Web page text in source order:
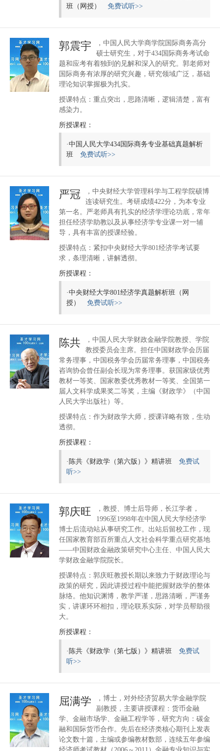
班（网授） 免费试听>>
郭震宇
，中国人民大学商学院国际商务高分
硕士研究生，对于434国际商务考试命
题和应考有着独到的见解和深入的研究。郭老师对
国际商务有浓厚的研究兴趣，研究领域广泛，基础
理论知识掌握极为扎实。
授课特点：重点突出，思路清晰，逻辑清楚，富有
感染力。
所授课程：
·中国人民大学434国际商务专业基础真题解析
班 免费试听>>
严冠
，中央财经大学管理科学与工程学院硕博
连读研究生。考研成绩422分，为本专业
第一名。严老师具有扎实的经济学理论功底，常年
担任经济学助教以及从事经济学专业课一对一辅
导，具有丰富的授课经验。
授课特点：紧扣中央财经大学801经济学考试要
求，条理清晰，讲解透彻。
所授课程：
·中央财经大学801经济学真题解析班（网
授） 免费试听>>
陈共
，中国人民大学财政金融学院教授、学院
教授委员会主席。担任中国财政学会历届
常务理事，中国税务学会历届常务理事，中国税务
咨询协会曾任副会长现为常务理事。获国家级优秀
教材一等奖、国家教委优秀教材一等奖、全国第一
届人文科学成果奖二等奖，主编《财政学》（中国
人民大学出版社）等。
授课特点：作为财政学大师，授课详略有致，生动
透彻。
所授课程：
· 陈共《财政学（第六版）》精讲班 免费试
听>>
郭庆旺
，教授、博士后导师，长江学者，
1996至1998年在中国人民大学经济学
博士后流动站从事研究工作。出站后留校工作，现
任国家教育部百所重点人文社会科学重点研究基地
——中国财政金融政策研究中心主任、中国人民大
学财政金融学院院长。
授课特点：郭庆旺教授长期以来致力于财政理论与
政策的研究，因此讲授过程中能把握财政学的整体
脉络。他知识渊博，教学严谨，思路清晰，严谨务
实，讲课环环相扣，理论联系实际，对学员帮助很
大。
所授课程：
· 陈共《财政学（第七版）》精讲班 免费试
听>>
屈满学
，博士，对外经济贸易大学金融学院
副教授，主要讲授课程：货币金融
学、金融市场学、金融工程学等，研究方向：碳金
融和国际货币合作。先后在经济类核心期刊上发表
论文数十篇，主编或参编教材数部，连续五年参编